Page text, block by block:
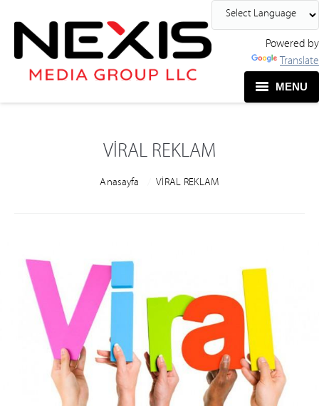
Powered by
Translate
MENU
VİRAL REKLAM
Anasayfa VİRAL REKLAM